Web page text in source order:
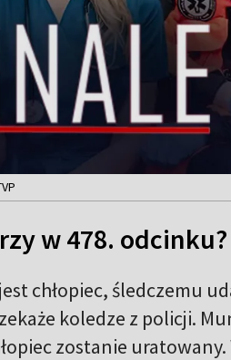
w 478. odcinku?
chłopiec, śledczemu
koledze z policji.
zostanie uratowany.